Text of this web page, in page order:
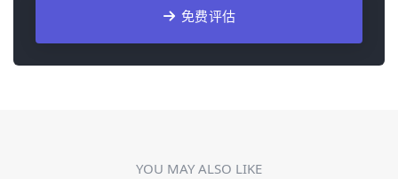
免费评估
YOU MAY ALSO LIKE